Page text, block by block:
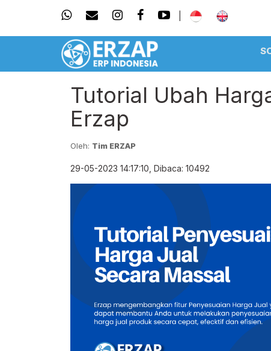
Tutorial Ubah
Erzap
Oleh: Tim ERZAP
29-05-2023 14:17:10, Dibaca: 10492